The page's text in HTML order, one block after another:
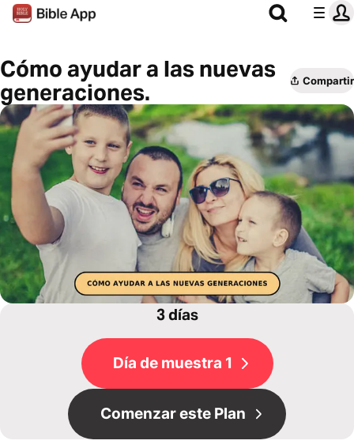
Cómo ayudar a las nuevas
generaciones.
Compartir
3 días
Día de muestra 1
Comenzar este Plan